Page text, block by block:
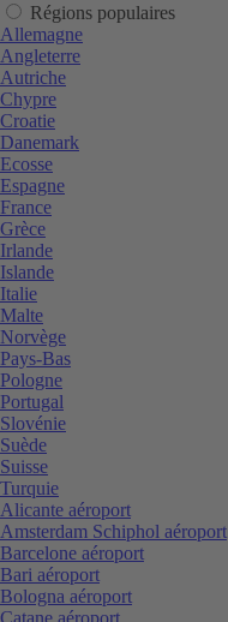
Régions populaires
Allemagne
Angleterre
Autriche
Chypre
Croatie
Danemark
Ecosse
Espagne
France
Grèce
Irlande
Islande
Italie
Malte
Norvège
Pays-Bas
Pologne
Portugal
Slovénie
Suède
Suisse
Turquie
Alicante aéroport
Amsterdam Schiphol aéroport
Barcelone aéroport
Bari aéroport
Bologna aéroport
Catane aéroport